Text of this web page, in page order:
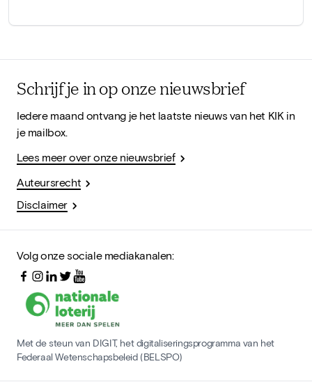
Schrijf je in op onze nieuwsbrief
Iedere maand ontvang je het laatste nieuws van het KIK in
je mailbox.
Lees meer over onze nieuwsbrief
Auteursrecht
Disclaimer
Volg onze sociale mediakanalen:
Met de steun van DIGIT, het digitaliseringsprogramma van het
Federaal Wetenschapsbeleid (BELSPO)